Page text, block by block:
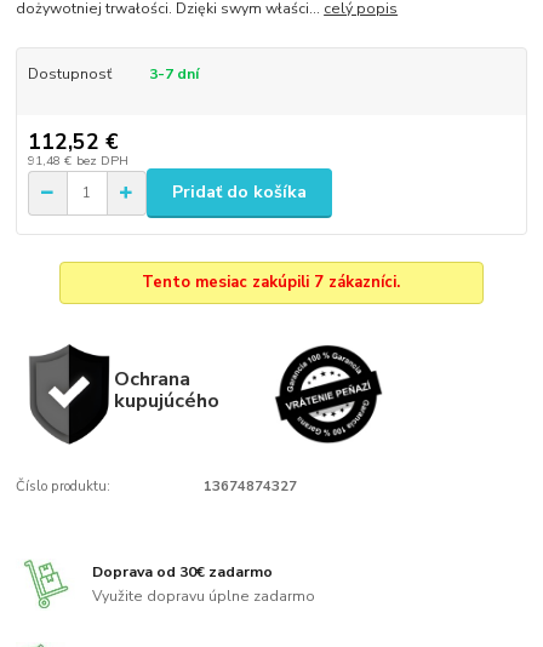
dożywotniej trwałości. Dzięki swym właści... celý popis
Dostupnosť 3-7 dní
112,52 €
91,48 € bez DPH
Pridať do košíka
Tento mesiac zakúpili 7 zákazníci.
Ochrana
kupujúcého
Číslo produktu: 13674874327
Doprava od 30€ zadarmo
Využite dopravu úplne zadarmo